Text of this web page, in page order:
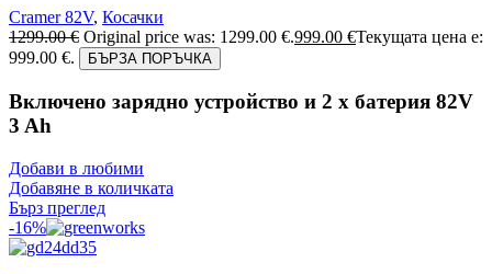
Cramer 82V, Косачки
1299.00€ Original price was: 1299.00 €.999.00 €Текущата цена е:
999.00 €.
БЪРЗА ПОРЪЧКА
Включено зарядно устройство и 2 x батерия 82V
3 Ah
Добави в любими
Добавяне в количката
Бърз преглед
-16%